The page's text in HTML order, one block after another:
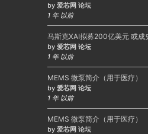
by 爱芯网 论坛
1 年 以前
马斯克XAI拟募200亿美元 或成
by 爱芯网 论坛
1 年 以前
MEMS 微泵简介（用于医疗）
by 爱芯网 论坛
1 年 以前
MEMS 微泵简介（用于医疗）
by 爱芯网 论坛